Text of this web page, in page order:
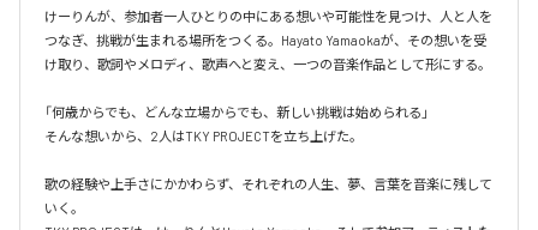
けーりんが、参加者一人ひとりの中にある想いや可能性を見つけ、人と人を
つなぎ、挑戦が生まれる場所をつくる。Hayato Yamaokaが、その想いを受
け取り、歌詞やメロディ、歌声へと変え、一つの音楽作品として形にする。
「何歳からでも、どんな立場からでも、新しい挑戦は始められる」
そんな想いから、2人はTKY PROJECTを立ち上げた。
歌の経験や上手さにかかわらず、それぞれの人生、夢、言葉を音楽に残して
いく。